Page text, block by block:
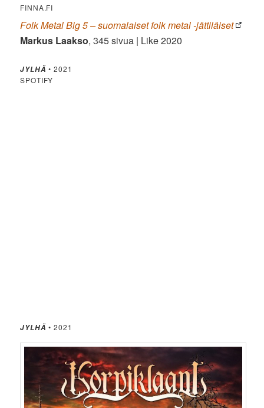
FINNA.FI
Folk Metal Big 5 – suomalaiset folk metal -jättiläiset
Markus Laakso, 345 sivua | Like 2020
JYLHÄ • 2021
SPOTIFY
JYLHÄ • 2021